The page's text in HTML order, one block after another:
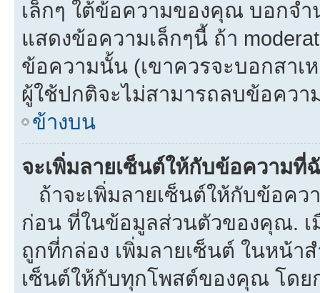
เล็กๆ ใต้ข้อความของคุณ บอกจ
แสดงข้อความเล็กๆนี้ ถ้า
ข้อความนั้น (เขาควรจะบอกสา
ผู้ใช้ปกติจะไม่สามารถลบข้อคว
ข้างบน
จะเพิ่มลายเซ็นต์ให้กับข้อความที่
ถ้าจะเพิ่มลายเซ็นต์ให้กับข้อค
ก่อน ที่ในข้อมูลส่วนตัวของคุณ.
ถูกที่กล่อง เพิ่มลายเซ็นต์ ในหน้า
เซ็นต์ให้กับทุกโพสต์ของคุณ โด